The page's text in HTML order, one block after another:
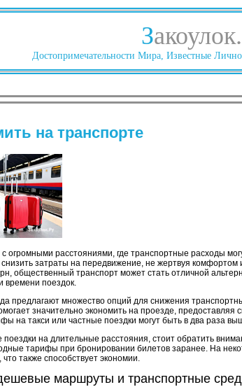
Закоулок.
Достопримечательности Мира, Известные
на транспорте
огромными расстояниями, где транспортные расходы
снизить затраты на передвижение, не жертвуя
общественный транспорт может стать отличной
времени поездок.
предлагают множество опций для снижения
значительно экономить на проезде,
на такси или частные поездки могут быть в два раза
поездки на длительные расстояния, стоит обратить
тарифы при бронировании билетов заранее. На
также способствует экономии.
маршруты и транспортные